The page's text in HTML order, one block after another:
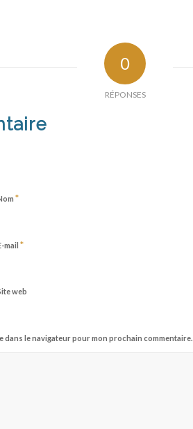
0
RÉPONSES
*
mail *
web
dans le navigateur pour mon prochain commentaire.